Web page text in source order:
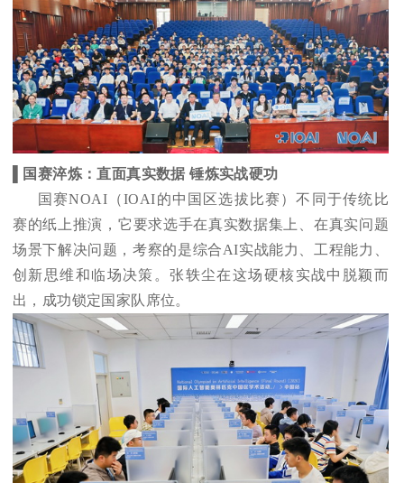
▌国赛淬炼：直面真实数据 锤炼实战硬功
国赛NOAI（IOAI的中国区选拔比赛）不同于传统比
赛的纸上推演，它要求选手在真实数据集上、在真实问题
场景下解决问题，考察的是综合AI实战能力、工程能力、
创新思维和临场决策。张轶尘在这场硬核实战中脱颖而
出，成功锁定国家队席位。